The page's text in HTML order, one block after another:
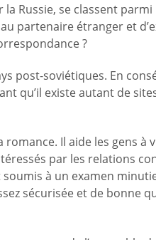
Russie, se classent
partenaire étranger et
?
post-soviétiques. En
qu’il existe autant de
Il aide les gens à
par les relations
à un examen
sécurisée et de bonne